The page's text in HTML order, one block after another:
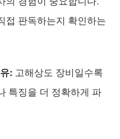
접 판독하는지 확인하는
: 고해상도 장비일수록
특징을 더 정확하게 파